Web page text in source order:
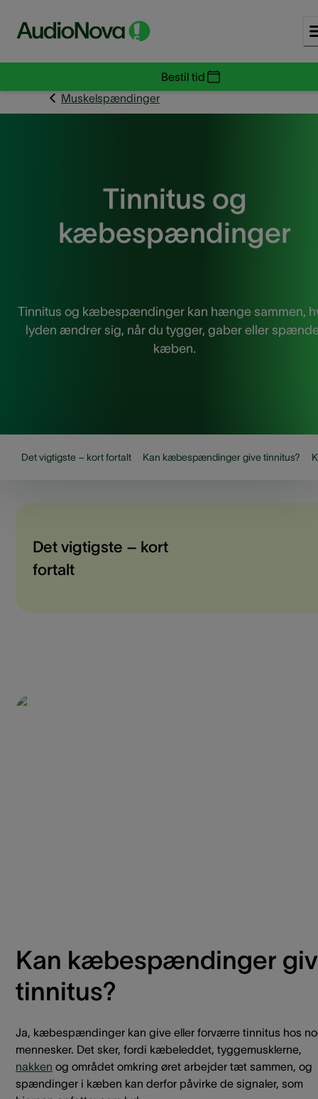
Bestil tid
Muskelspændinger
Tinnitus og
kæbespændinger
Tinnitus og kæbespændinger kan hænge sammen,
lyden ændrer sig, når du tygger, gaber eller
kæben.
Det vigtigste – kort fortalt Kan kæbespændinger give tinnitus?
Det vigtigste – kort
fortalt
Kan kæbespændinger
tinnitus?
Ja, kæbespændinger kan give eller forværre tinnitus hos
mennesker. Det sker, fordi kæbeleddet, tyggemusklerne,
nakken og området omkring øret arbejder tæt sammen, og
spændinger i kæben kan derfor påvirke de signaler, som